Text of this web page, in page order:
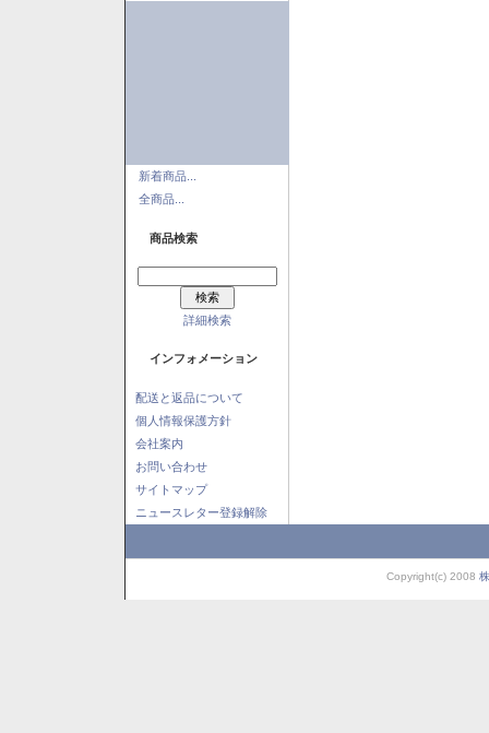
新着商品...
全商品...
商品検索
詳細検索
インフォメーション
配送と返品について
個人情報保護方針
会社案内
お問い合わせ
サイトマップ
ニュースレター登録解除
Copyright(c) 2008